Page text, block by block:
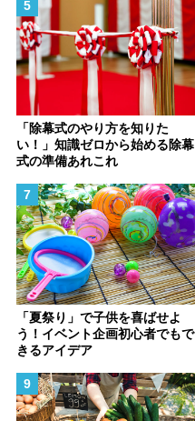
「除幕式のやり方を知りた
い！」知識ゼロから始める除幕
式の準備あれこれ
「夏祭り」で子供を喜ばせよ
う！イベント企画初心者でもで
きるアイデア